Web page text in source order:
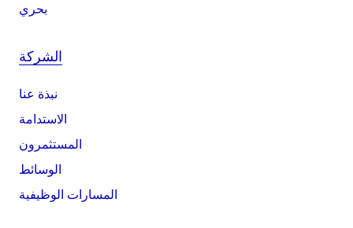
بحري
الشركة
نبذة عنا
الاستدامة
المستثمرون
الوسائط
المسارات الوظيفية